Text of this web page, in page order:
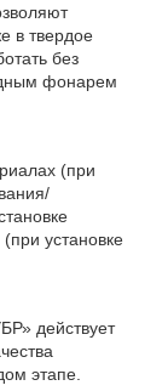
в твердое
без
фонарем
(при
установке
действует
этапе.